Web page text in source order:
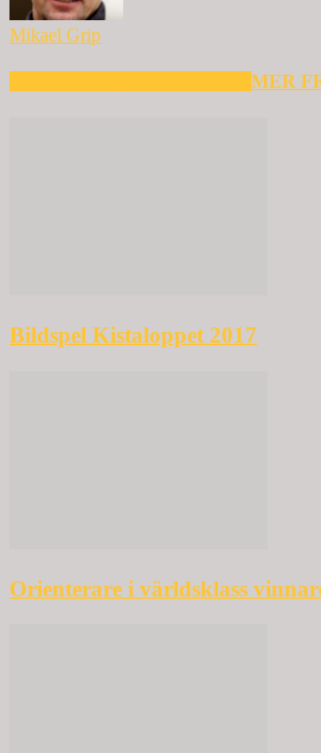
Mikael Grip
MER
Bildspel Kistaloppet 2017
Orienterare i världsklass